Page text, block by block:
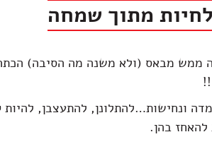
לחיות מתוך שמחה
ממש מבאס (ולא משנה מה הסיבה)
ונחישות…להתלונן, להתעצבן, להיות
להאחז בהן.